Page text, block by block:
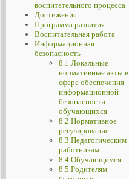
воспитательного процесса
Достижения
Программа развития
Воспитательная работа
Информационная
безопасность
8.1.Локальные
нормативные акты в
сфере обеспечения
информационной
безопасности
обучающихся
8.2.Нормативное
регулирование
8.3.Педагогическим
работникам
8.4.Обучающимся
8.5.Родителям